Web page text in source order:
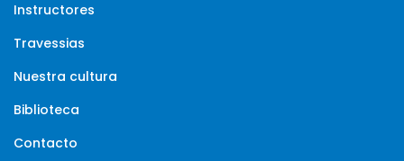
Instructores
Travessias
Nuestra cultura
Biblioteca
Contacto